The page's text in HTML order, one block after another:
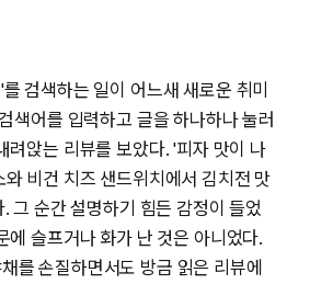
검색하는 일이 어느새 새로운 취미
색어를 입력하고 글을 하나하나 눌러
려앉는 리뷰를 보았다. '피자 맛이 나
비건 치즈 샌드위치에서 김치전 맛
그 순간 설명하기 힘든 감정이 들었
에 슬프거나 화가 난 것은 아니었다.
를 손질하면서도 방금 읽은 리뷰에